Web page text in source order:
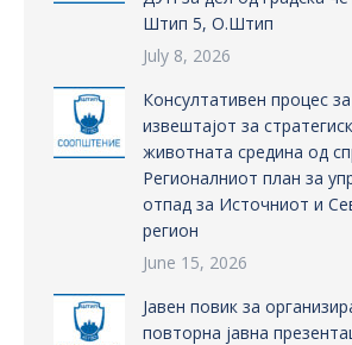
Штип 5, О.Штип
July 8, 2026
Консултативен процес
извештајот за
животната средина од
Регионалниот план за
отпад за Источниот и
регион
June 15, 2026
Јавен повик за
повторна јавна